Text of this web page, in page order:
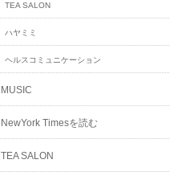
TEA SALON
ハヤミミ
ヘルスコミュニケーション
MUSIC
NewYork Timesを読む
TEA SALON